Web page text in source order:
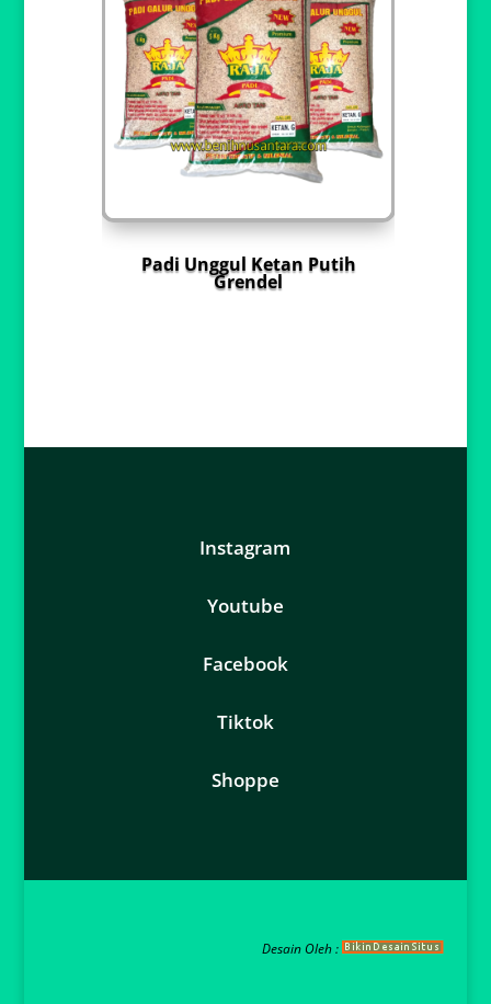
Padi Unggul Ketan Putih
Grendel
Instagram
Youtube
Facebook
Tiktok
Shoppe
Desain Oleh :